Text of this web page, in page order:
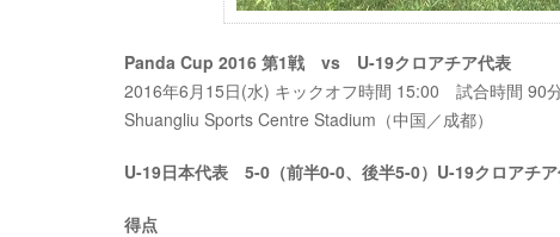
Panda Cup 2016 第1戦 vs U-19クロアチア代表
2016年6月15日(水) キックオフ時間 15:00 試合時間 90分
Shuangliu Sports Centre Stadium（中国／成都）
U-19日本代表 5-0（前半0-0、後半5-0）U-19クロアチ
得点